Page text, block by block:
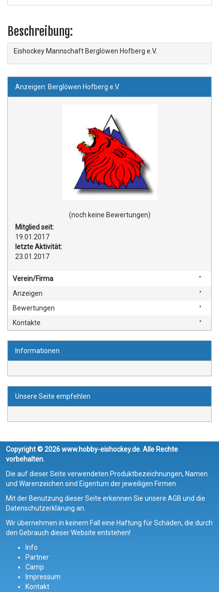
Beschreibung:
Eishockey Mannschaft Berglöwen Hofberg e.V.
Anzeigen: Berglöwen Hofberg e.V.
(noch keine Bewertungen)
Mitglied seit:
19.01.2017
letzte Aktivität:
23.01.2017
Verein/Firma
Anzeigen
Bewertungen
Kontakte
Informationen
Unsere Seite empfehlen
Copyright © 2026 www.hobby-eishockey.de. Alle Rechte
vorbehalten.
Die auf dieser Seite verwendeten Produktbezeichnungen, Namen
und Warenzeichen sind Eigentum der jeweiligen Firmen.
Mit der Benutzung dieser Seite erkennen Sie unsere AGB und die
Datenschutzerklärung an.
Wir übernehmen in keinem Fall eine Haftung für Schäden, die durch
den Gebrauch dieser Website entstehen!
Info
Partner
Camp
Impressum
Kontakt